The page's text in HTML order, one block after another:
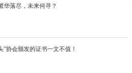
华落尽，未来何寻？
”协会颁发的证书一文不值！